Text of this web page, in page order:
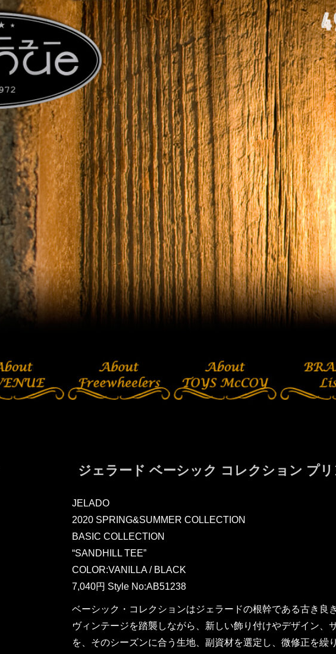
ジェラード ベーシック コレクション プ
JELADO
2020 SPRING&SUMMER COLLECTION
BASIC COLLECTION
“SANDHILL TEE”
COLOR:VANILLA / BLACK
7,040円 Style No:AB51238
ベーシック・コレクションはジェラードの根幹である古き良
ヴィンテージを踏襲しながら、新しい飾り付けやデザイン
を、そのシーズンに合う生地、副資材を選定し、微修正を繰